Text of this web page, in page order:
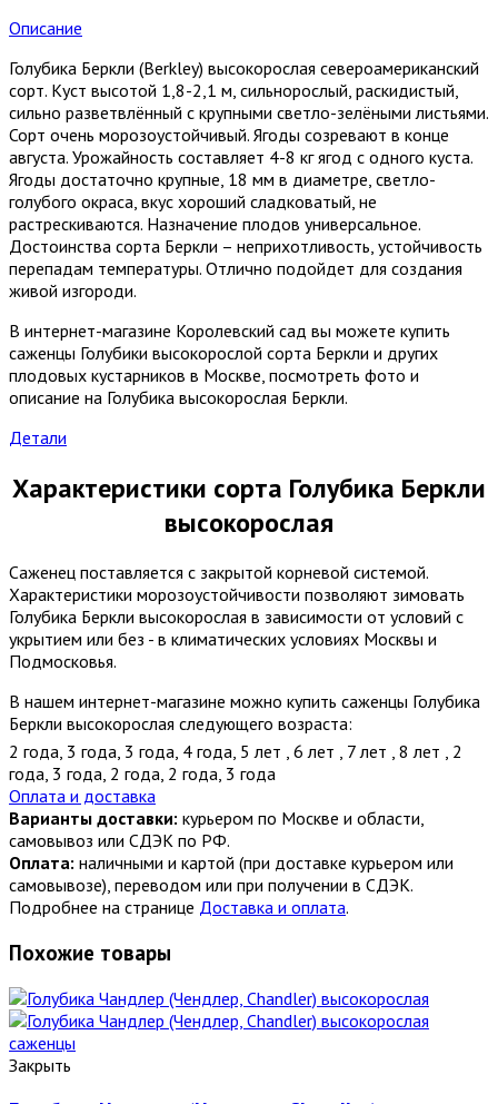
Описание
Голубика Беркли (Berkley) высокорослая североамериканский
сорт. Куст высотой 1,8-2,1 м, сильнорослый, раскидистый,
сильно разветвлённый с крупными светло-зелёными листьями.
Сорт очень морозоустойчивый. Ягоды созревают в конце
августа. Урожайность составляет 4-8 кг ягод с одного куста.
Ягоды достаточно крупные, 18 мм в диаметре, светло-
голубого окраса, вкус хороший сладковатый, не
растрескиваются. Назначение плодов универсальное.
Достоинства сорта Беркли – неприхотливость, устойчивость
перепадам температуры. Отлично подойдет для создания
живой изгороди.
В интернет-магазине Королевский сад вы можете купить
саженцы Голубики высокорослой сорта Беркли и других
плодовых кустарников в Москве, посмотреть фото и
описание на Голубика высокорослая Беркли.
Детали
Характеристики сорта Голубика Беркли
высокорослая
Саженец поставляется с закрытой корневой системой.
Характеристики морозоустойчивости позволяют зимовать
Голубика Беркли высокорослая в зависимости от условий с
укрытием или без - в климатических условиях Москвы и
Подмосковья.
В нашем интернет-магазине можно купить саженцы Голубика
Беркли высокорослая следующего возраста:
2 года, 3 года, 3 года, 4 года, 5 лет , 6 лет , 7 лет , 8 лет , 2
года, 3 года, 2 года, 2 года, 3 года
Оплата и доставка
Варианты доставки: курьером по Москве и области,
самовывоз или СДЭК по РФ.
Оплата: наличными и картой (при доставке курьером или
самовывозе), переводом или при получении в СДЭК.
Подробнее на странице Доставка и оплата.
Похожие товары
Закрыть